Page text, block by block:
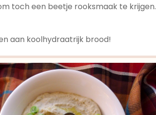
toch een beetje rooksmaak te krijgen.
aan koolhydraatrijk brood!